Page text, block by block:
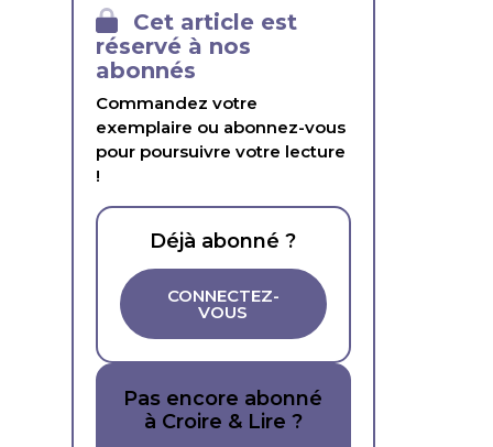
Cet article est
réservé à nos
abonnés
Commandez votre
exemplaire ou abonnez-vous
pour poursuivre votre lecture
!
Déjà abonné ?
CONNECTEZ-
VOUS
Pas encore abonné
à Croire & Lire ?